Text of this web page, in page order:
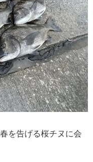
を告げる桜チヌに会